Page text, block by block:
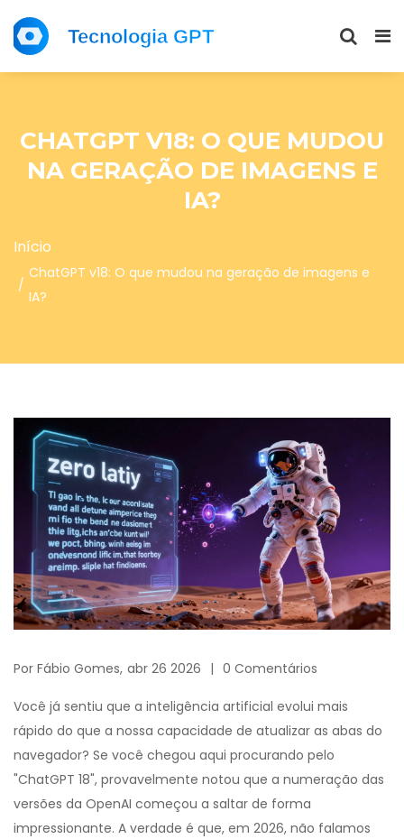
CHATGPT V18: O QUE MUDOU
NA GERAÇÃO DE IMAGENS E
IA?
Início
ChatGPT v18: O que mudou na geração de imagens e
IA?
Por Fábio Gomes, abr 26 2026 0 Comentários
Você já sentiu que a inteligência artificial evolui mais
rápido do que a nossa capacidade de atualizar as abas do
navegador? Se você chegou aqui procurando pelo
"ChatGPT 18", provavelmente notou que a numeração das
versões da OpenAI começou a saltar de forma
impressionante. A verdade é que, em 2026, não falamos